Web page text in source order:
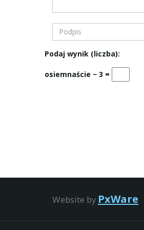
Podaj wynik (liczba):
osiemnaście − 3 =
Website by PxWare